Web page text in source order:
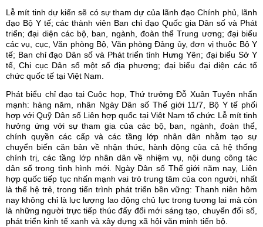
Lễ mít tinh dự kiến sẽ có sự tham dự của lãnh đạo Chính phủ, lãnh
đạo Bộ Y tế; các thành viên Ban chỉ đạo Quốc gia Dân số và Phát
triển; đại diện các bộ, ban, ngành, đoàn thể Trung ương; đại biểu
các vụ, cục, Văn phòng Bộ, Văn phòng Đảng ủy, đơn vị thuộc Bộ Y
tế; Ban chỉ đạo Dân số và Phát triển tỉnh Hưng Yên; đại biểu Sở Y
tế, Chi cục Dân số một số địa phương; đại biểu đại diện các tổ
chức quốc tế tại Việt Nam.
Phát biểu chỉ đạo tại Cuộc họp, Thứ trưởng Đỗ Xuân Tuyên nhấn
mạnh: hàng năm, nhân Ngày Dân số Thế giới 11/7, Bộ Y tế phối
hợp với Quỹ Dân số Liên hợp quốc tại Việt Nam tổ chức Lễ mít tinh
hưởng ứng với sự tham gia của các bộ, ban, ngành, đoàn thể,
chính quyền các cấp và các tầng lớp nhân dân nhằm tạo sự
chuyển biến căn bản về nhận thức, hành động của cả hệ thống
chính trị, các tầng lớp nhân dân về nhiệm vụ, nội dung công tác
dân số trong tình hình mới. Ngày Dân số Thế giới năm nay, Liên
hợp quốc tiếp tục nhấn mạnh vai trò trung tâm của con người, nhất
là thế hệ trẻ, trong tiến trình phát triển bền vững: Thanh niên hôm
nay không chỉ là lực lượng lao động chủ lực trong tương lai mà còn
là những người trực tiếp thúc đẩy đổi mới sáng tạo, chuyển đổi số,
phát triển kinh tế xanh và xây dựng xã hội văn minh tiến bộ.